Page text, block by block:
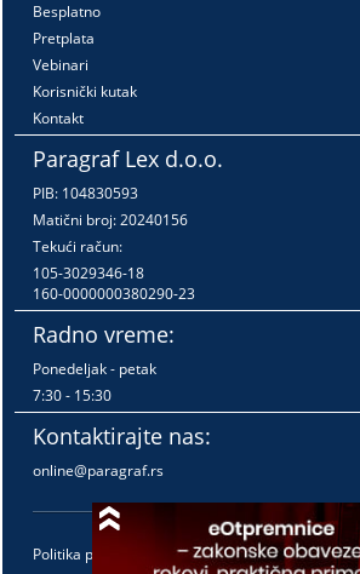
Besplatno
Pretplata
Vebinari
Korisnički kutak
Kontakt
Paragraf Lex d.o.o.
PIB: 104830593
Matični broj: 20240156
Tekući račun:
105-3029346-18
160-0000000380290-23
Radno vreme:
Ponedeljak - petak
7:30 - 15:30
Kontaktirajte nas:
online@paragraf.rs
Politika privatnosti